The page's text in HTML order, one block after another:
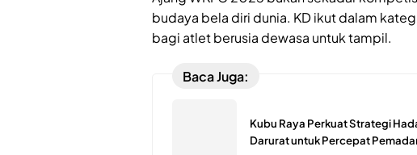
budaya bela diri dunia. KD ikut dalam
bagi atlet berusia dewasa untuk tampil.
Baca Juga:
Kubu Raya Perkuat Strategi
Darurat untuk Percepat